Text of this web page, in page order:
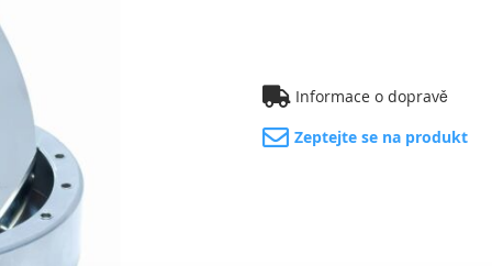
Informace o dopravě
Zeptejte se na produkt